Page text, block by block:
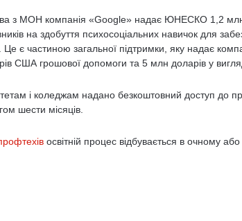
з МОН компанія «Google» надає ЮНЕСКО 1,2 млн
на здобуття психосоціальних навичок для
Це є частиною загальної підтримки, яку надає
США грошової допомоги та 5 млн доларів у
і коледжам надано безкоштовний доступ до
шести місяців.
освітній процес відбувається в очному